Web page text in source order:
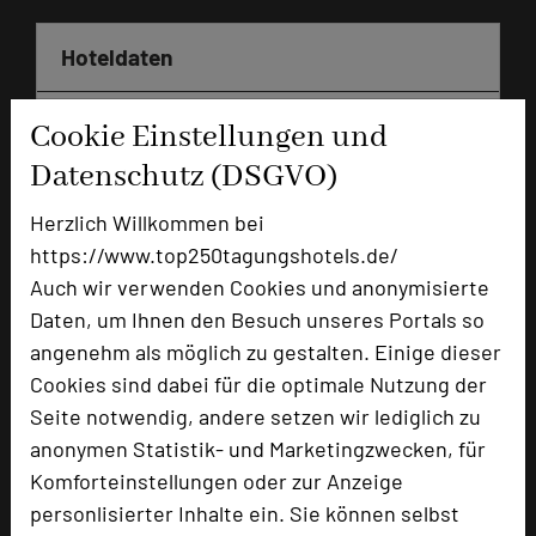
Cookie Einstellungen und
Datenschutz (DSGVO)
Herzlich Willkommen bei
https://www.top250tagungshotels.de/
Auch wir verwenden Cookies und anonymisierte
Daten, um Ihnen den Besuch unseres Portals so
angenehm als möglich zu gestalten. Einige dieser
Cookies sind dabei für die optimale Nutzung der
Seite notwendig, andere setzen wir lediglich zu
anonymen Statistik- und Marketingzwecken, für
Komforteinstellungen oder zur Anzeige
personlisierter Inhalte ein. Sie können selbst
Hoteldaten
Max. Tagungskapazität (Personen)
Parlamentarisch
Reihenbestuhlung
Tagungsräume
Zimmer
40
Doppelzimmer
38
Suiten
2
Besonders geeignet für
Seminar, Konferenz, Klausur, Event